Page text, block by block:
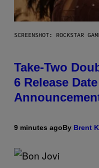
SCREENSHOT: ROCKSTAR
Take-Two
6 Release
9 minutes agoBy Brent